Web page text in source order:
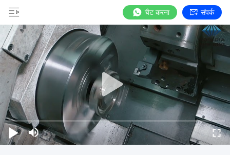
चैट करना संपर्क